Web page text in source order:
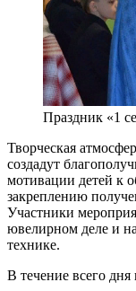
Праздник «1
Творческая
создадут
мотивации детей к
закреплению
Участники
ювелирном деле и
технике.
В течение всего